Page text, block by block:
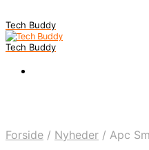
Tech Buddy
Tech Buddy
Forside / Nyheder / Apc